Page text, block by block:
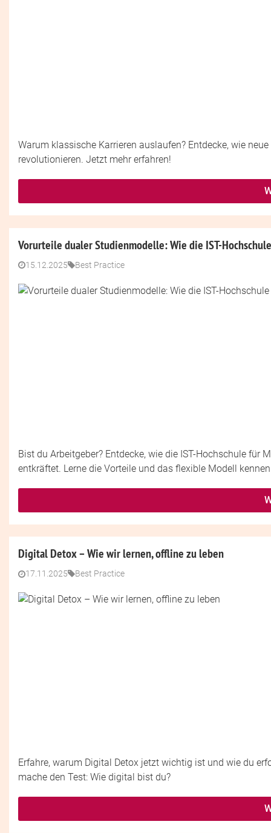
Warum klassische Karrieren auslaufen? Entdecke, wie
revolutionieren. Jetzt mehr erfahren!
Vorurteile dualer Studienmodelle: Wie die IST-
15.12.2025 Best Practice
Bist du Arbeitgeber? Entdecke, wie die IST-Hochschule
entkräftet. Lerne die Vorteile und das flexible Modell
Digital Detox – Wie wir lernen, offline zu leben
17.11.2025 Best Practice
Erfahre, warum Digital Detox jetzt wichtig ist und wie du
mache den Test: Wie digital bist du?